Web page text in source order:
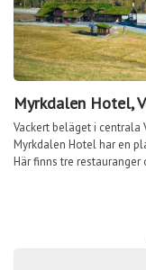
Myrkdalen Hotel,
Vackert beläget i
Myrkdalen Hotel har en
Här finns tre restauranger